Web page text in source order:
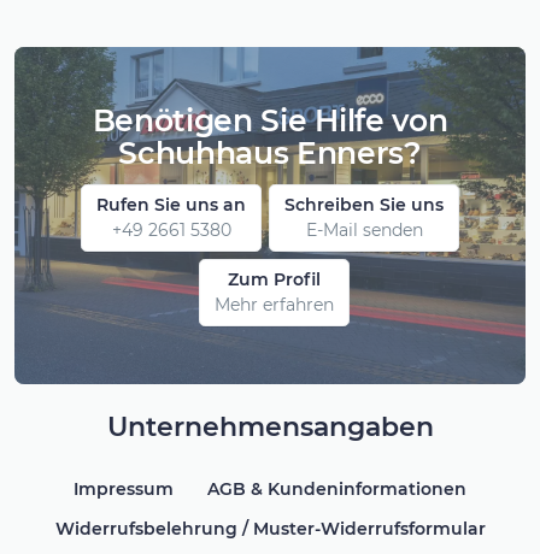
Benötigen Sie Hilfe von
Schuhhaus Enners?
Rufen Sie uns an
+49 2661 5380
Schreiben Sie uns
E-Mail senden
Zum Profil
Mehr erfahren
Unternehmensangaben
Impressum
AGB & Kundeninformationen
Widerrufsbelehrung / Muster-Widerrufsformular